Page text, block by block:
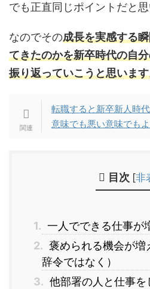
でも正直同じポイントだと思
なのでその成長を実感する
てきたのかを新卒時代の自
振り返っていこうと思いま
転職すると新卒新人時
意味でも悪い意味でも
目次 [非
1. 一人でできる仕事が
2. 褒められる機会が増
辞令ではなく）
3. 他部署の人と仕事